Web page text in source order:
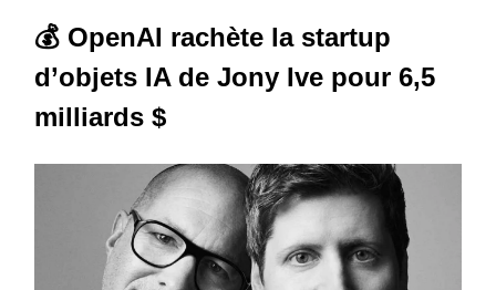
💰 OpenAI rachète la startup
d’objets IA de Jony Ive pour 6,5
milliards $